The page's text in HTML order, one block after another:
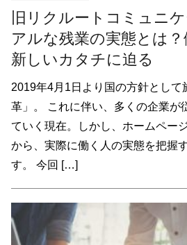
旧リクルートコミュニ
アルな残業の実態とは
新しいカタチに迫る
2019年4月1日より国の方針として
革」。 これに伴い、多くの企業が
ていく現在。しかし、ホームペー
から、実際に働く人の実態を把握
す。 今回 […]